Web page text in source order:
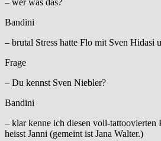
Bandini
– brutal Stress hatte Flo mit Sven Hidasi
Frage
– Du kennst Sven Niebler?
Bandini
– klar kenne ich diesen voll-tattoovierten
heisst Janni (gemeint ist Jana Walter.)